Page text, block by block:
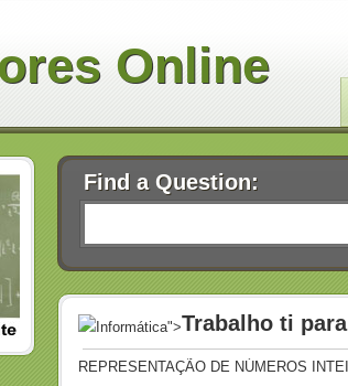
Online
Find a Question:
Informática">Trabalho ti
REPRESENTAÇÃO DE NÚMEROS